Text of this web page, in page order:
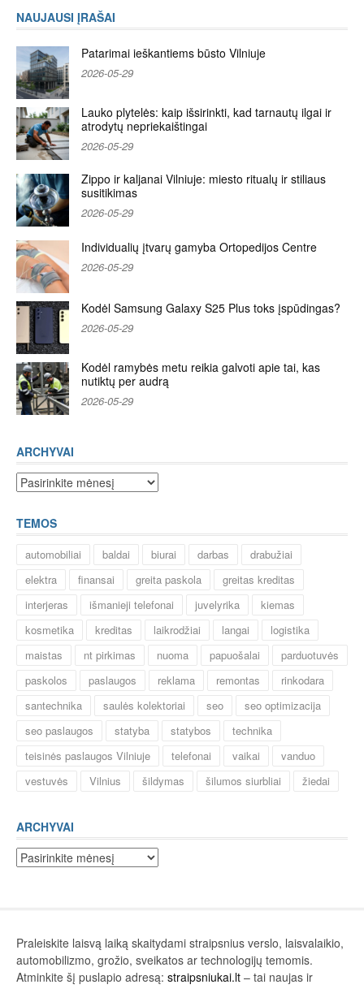
NAUJAUSI ĮRAŠAI
Patarimai ieškantiems būsto Vilniuje
2026-05-29
Lauko plytelės: kaip išsirinkti, kad tarnautų ilgai ir
atrodytų nepriekaištingai
2026-05-29
Zippo ir kaljanai Vilniuje: miesto ritualų ir stiliaus
susitikimas
2026-05-29
Individualių įtvarų gamyba Ortopedijos Centre
2026-05-29
Kodėl Samsung Galaxy S25 Plus toks įspūdingas?
2026-05-29
Kodėl ramybės metu reikia galvoti apie tai, kas
nutiktų per audrą
2026-05-29
ARCHYVAI
Archyvai
TEMOS
automobiliai baldai biurai darbas
drabužiai
elektra
finansai greita paskola
greitas kreditas
interjeras
išmanieji telefonai juvelyrika
kiemas
kosmetika
kreditas laikrodžiai langai
logistika
maistas
nt pirkimas nuoma papuošalai
parduotuvės
paskolos
paslaugos reklama remontas
rinkodara
santechnika
saulės kolektoriai seo
seo optimizacija
seo paslaugos
statyba statybos
technika
teisinės paslaugos Vilniuje
telefonai vaikai
vanduo
vestuvės
Vilnius šildymas šilumos siurbliai žiedai
ARCHYVAI
Archyvai
Praleiskite laisvą laiką skaitydami straipsnius verslo, laisvalaikio,
automobilizmo, grožio, sveikatos ar technologijų temomis.
Atminkite šį puslapio adresą: straipsniukai.lt – tai naujas ir